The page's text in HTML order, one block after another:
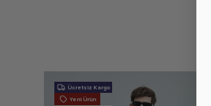
Ücretsiz Kargo
Yeni Ürün